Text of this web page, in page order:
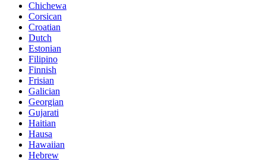
Chichewa
Corsican
Croatian
Dutch
Estonian
Filipino
Finnish
Frisian
Galician
Georgian
Gujarati
Haitian
Hausa
Hawaiian
Hebrew